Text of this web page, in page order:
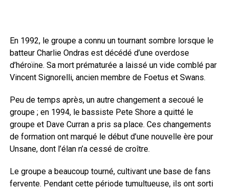
En 1992, le groupe a connu un tournant sombre lorsque le
batteur Charlie Ondras est décédé d’une overdose
d’héroïne. Sa mort prématurée a laissé un vide comblé par
Vincent Signorelli, ancien membre de Foetus et Swans.
Peu de temps après, un autre changement a secoué le
groupe ; en 1994, le bassiste Pete Shore a quitté le
groupe et Dave Curran a pris sa place. Ces changements
de formation ont marqué le début d’une nouvelle ère pour
Unsane, dont l’élan n’a cessé de croître.
Le groupe a beaucoup tourné, cultivant une base de fans
fervente. Pendant cette période tumultueuse, ils ont sorti